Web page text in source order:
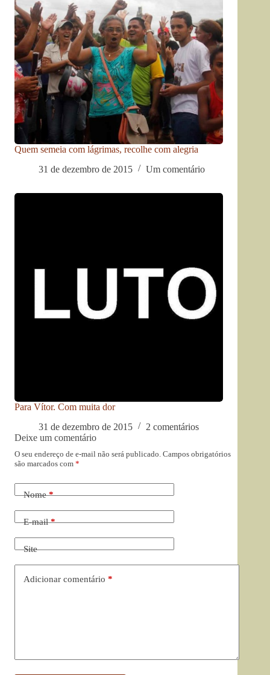
Quem semeia com lágrimas, recolhe com alegria
31 de dezembro de 2015
Um comentário
Para Vítor. Com muita dor
31 de dezembro de 2015
2 comentários
Deixe um comentário
O seu endereço de e-mail não será publicado. Campos obrigatórios
são marcados com *
Nome*
E-mail*
Site
Adicionar comentário *